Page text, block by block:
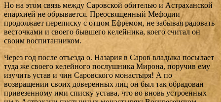
Но на этом связь между Саровской обителью и Аст­раханской
епархией не обрывается. Преосвященный Мефодии
продолжает переписку с отцом Ефремом, не за­бывая радовать
весточками и своего бывшего келейника, коего считал он
своим воспитанником.
Через год после отъезда о. Назария в Саров владыка посылает
туда же своего келейного послушника Мирона, поручив ему
изучить устав и чин Саровского монастыря! А по
возвращении своих доверенных лиц он был так об­радован
привезенному ими списку устава, что во вновь устроенных